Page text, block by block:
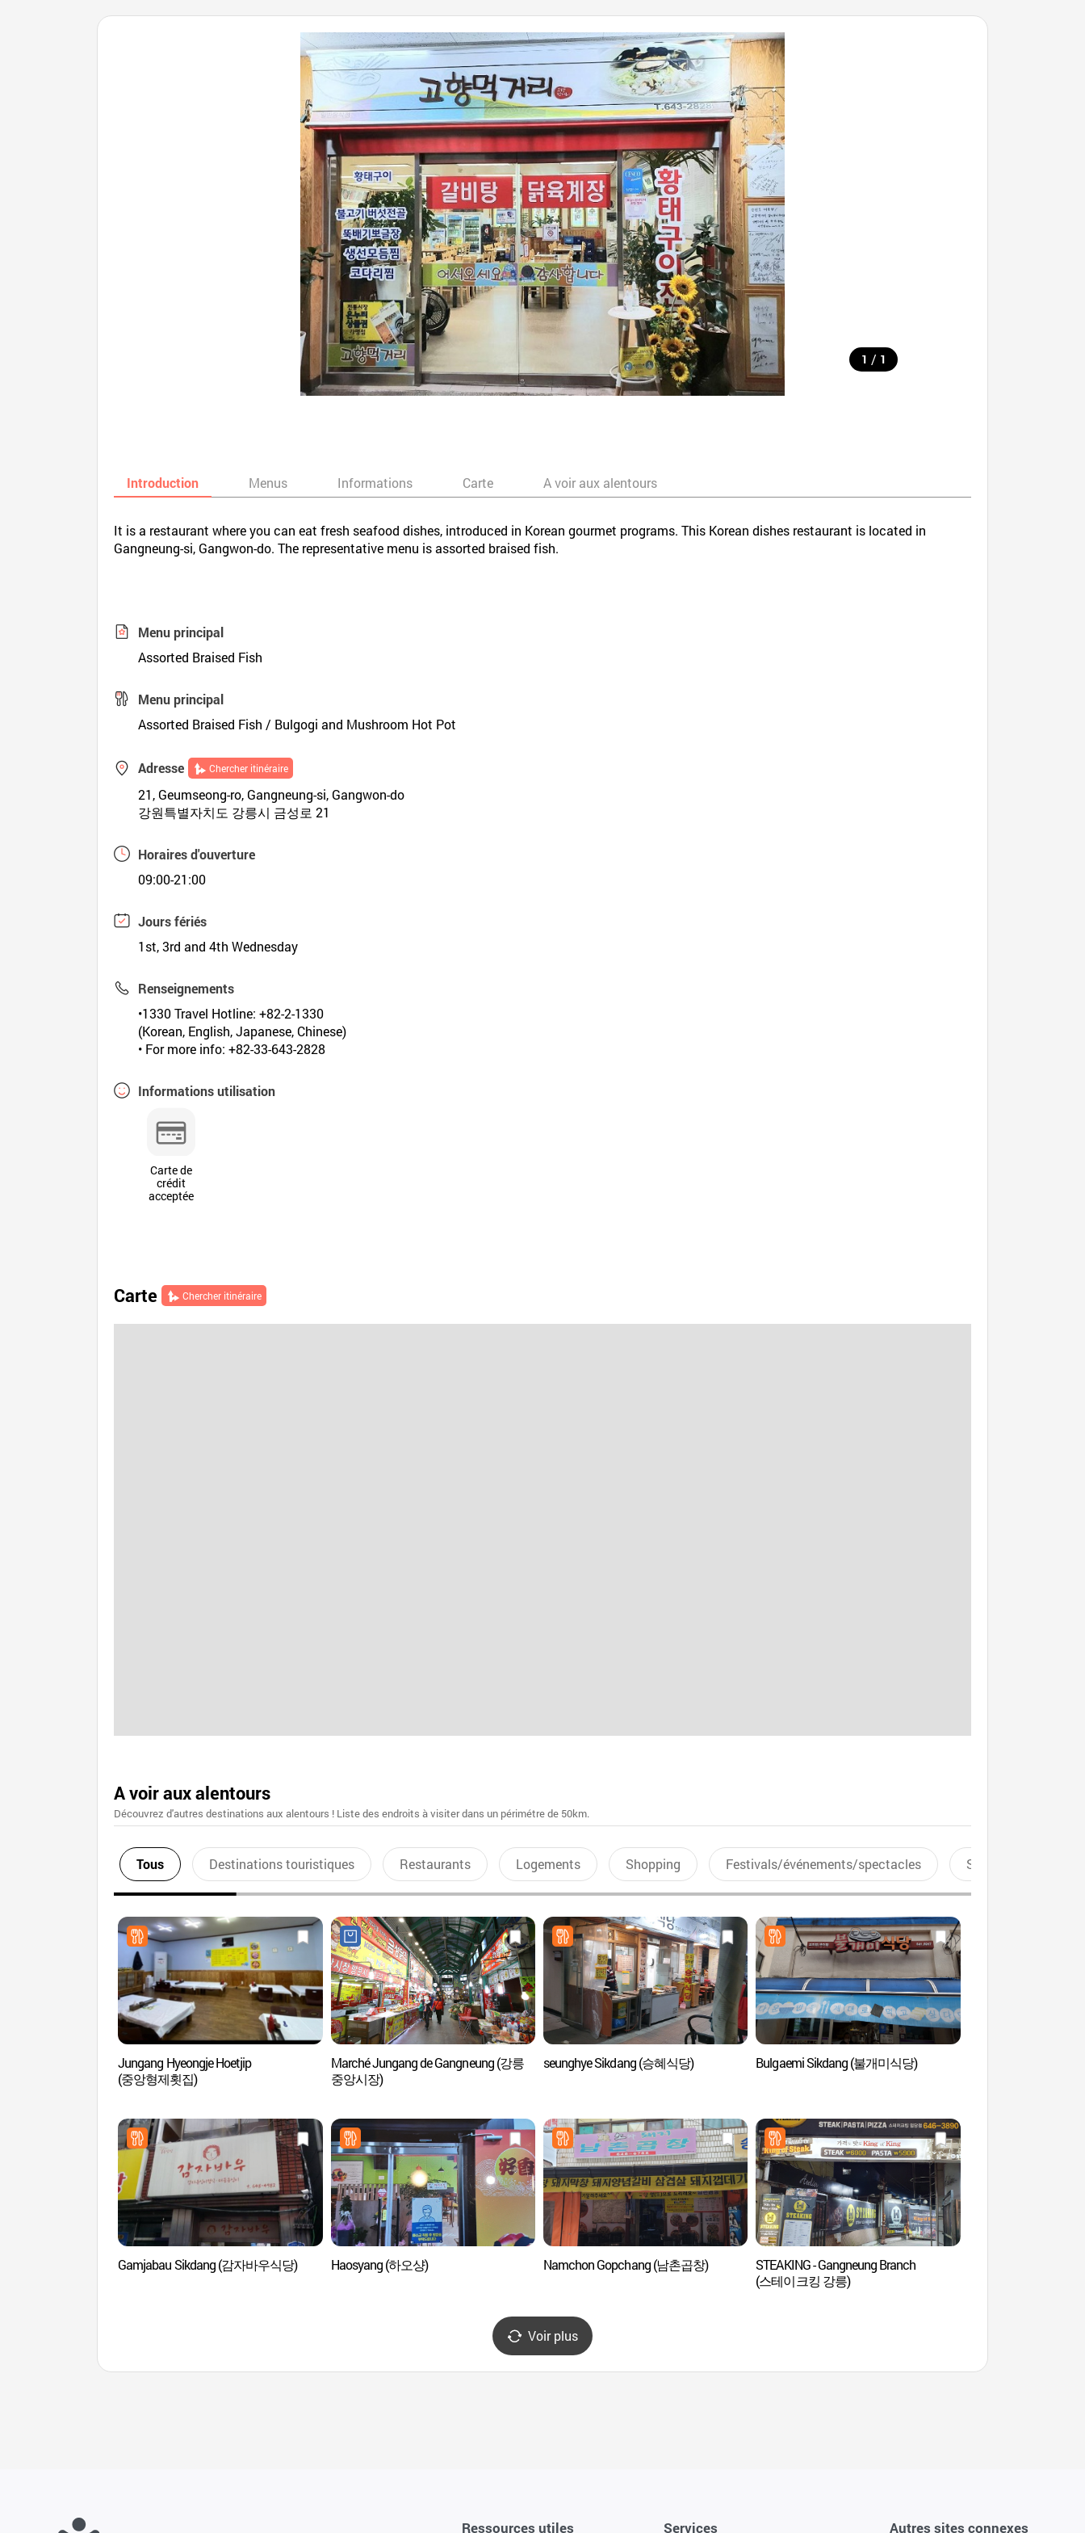
1 / 1
Introduction Menus Informations Carte A voir aux alentours
It is a restaurant where you can eat fresh seafood dishes, introduced in Korean gourmet programs. This Korean dishes restaurant is located in
Gangneung-si, Gangwon-do. The representative menu is assorted braised fish.
Menu principal
Assorted Braised Fish
Menu principal
Assorted Braised Fish / Bulgogi and Mushroom Hot Pot
Adresse Chercher itinéraire
21, Geumseong-ro, Gangneung-si, Gangwon-do
강원특별자치도 강릉시 금성로 21
Horaires d'ouverture
09:00-21:00
Jours fériés
1st, 3rd and 4th Wednesday
Renseignements
•1330 Travel Hotline: +82-2-1330
(Korean, English, Japanese, Chinese)
• For more info: +82-33-643-2828
Informations utilisation
Carte de
crédit
acceptée
Carte Chercher itinéraire
A voir aux alentours
Découvrez d'autres destinations aux alentours ! Liste des endroits à visiter dans un périmétre de 50km.
Tous Destinations touristiques Restaurants Logements Shopping Festivals/événements/spectacles Sports aquatiques
Jungang Hyeongje Hoetjip
(중앙형제횟집)
Marché Jungang de Gangneung (강릉
중앙시장)
seunghye Sikdang (승혜식당) Bulgaemi Sikdang (불개미식당)
Gamjabau Sikdang (감자바우식당) Haosyang (하오샹) Namchon Gopchang (남촌곱창)
STEAKING - Gangneung Branch
(스테이크킹 강릉)
Voir plus
Ressources utiles Services Autres sites connexes